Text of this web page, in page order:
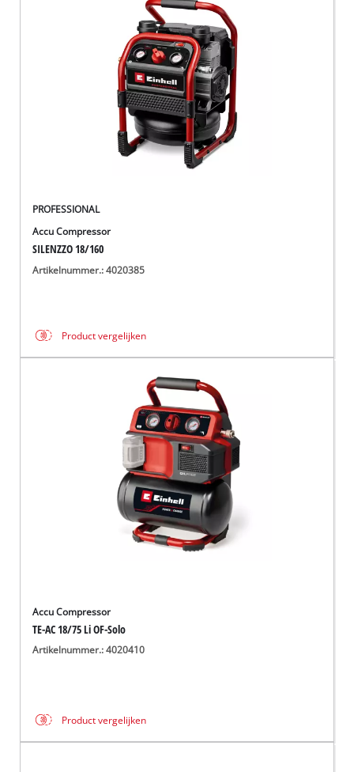
PROFESSIONAL
Accu Compressor
SILENZZO 18/160
Artikelnummer.: 4020385
Product vergelijken
Accu Compressor
TE-AC 18/75 Li OF-Solo
Artikelnummer.: 4020410
Product vergelijken